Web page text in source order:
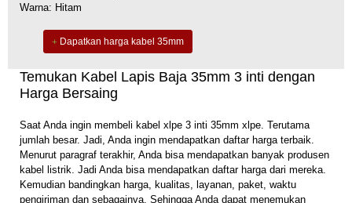
Warna: Hitam
Dapatkan harga kabel 35mm
Temukan Kabel Lapis Baja 35mm 3 inti dengan
Harga Bersaing
Saat Anda ingin membeli kabel xlpe 3 inti 35mm xlpe. Terutama
jumlah besar. Jadi, Anda ingin mendapatkan daftar harga terbaik.
Menurut paragraf terakhir, Anda bisa mendapatkan banyak produsen
kabel listrik. Jadi Anda bisa mendapatkan daftar harga dari mereka.
Kemudian bandingkan harga, kualitas, layanan, paket, waktu
pengiriman dan sebagainya. Sehingga Anda dapat menemukan